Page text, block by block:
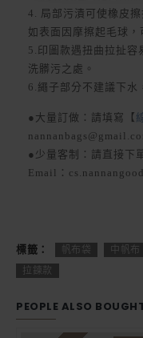
4. 局部污漬可使橡皮
如表面因摩擦起毛球，
5.印圖款遇扭曲拉扯容
洗髒污之處。
6.繩子部分不建議下水
●大量訂做：請填寫【
●少量客制：請直接下
Email：
標籤： 帆布袋 中帆布
拉鍊款
PEOPLE ALSO